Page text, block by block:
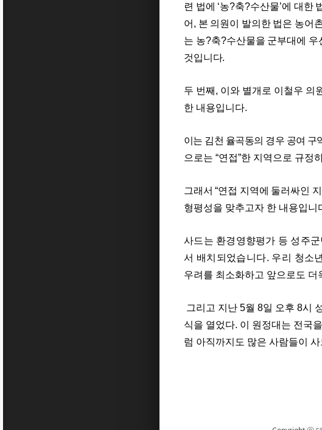
련 법에 ‘농?축?수산물’에 대한
어 , 본 의원이 발의한 법은 농어
는 농?축?수산물을 군부대에 우
것입니다.
두 번째 , 이와 별개로 이철우 의
한 내용입니다.
이는 김천 율곡동의 경우 공여 구
으로는 “연접”한 지역으로 규정
그래서“연접 지역에 둘러싸인
형평성을 맞추고자 한 내용입니
사드는 환경영향평가 등 성주
서 배치되었습니다. 우리 청소
우려를 최소화하고 앞으로도
그리고 지난 5월 8일 오후 8시
식을 열었다. 이 원정대는 전국
럼 아직까지도 많은 사람들이